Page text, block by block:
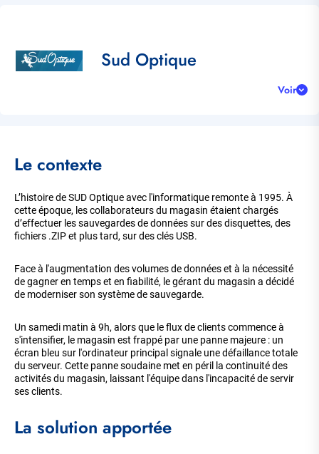
Title
Sud Optique
Voir
de
la
Le contexte
L’histoire de SUD Optique avec l'informatique remonte à 1995. À
cette époque, les collaborateurs du magasin étaient chargés
d’effectuer les sauvegardes de données sur des disquettes, des
fichiers .ZIP et plus tard, sur des clés USB.
Face à l'augmentation des volumes de données et à la nécessité
de gagner en temps et en fiabilité, le gérant du magasin a décidé
de moderniser son système de sauvegarde.
Un samedi matin à 9h, alors que le flux de clients commence à
s'intensifier, le magasin est frappé par une panne majeure : un
écran bleu sur l'ordinateur principal signale une défaillance totale
du serveur. Cette panne soudaine met en péril la continuité des
activités du magasin, laissant l'équipe dans l'incapacité de servir
ses clients.
La solution apportée